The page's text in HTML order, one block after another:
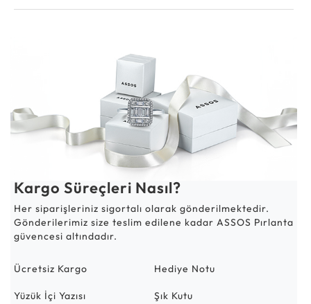
Kargo Süreçleri Nasıl?
Her siparişleriniz sigortalı olarak gönderilmektedir.
Gönderilerimiz size teslim edilene kadar ASSOS Pırlanta
güvencesi altındadır.
Ücretsiz Kargo Hediye Notu
Yüzük İçi Yazısı Şık Kutu